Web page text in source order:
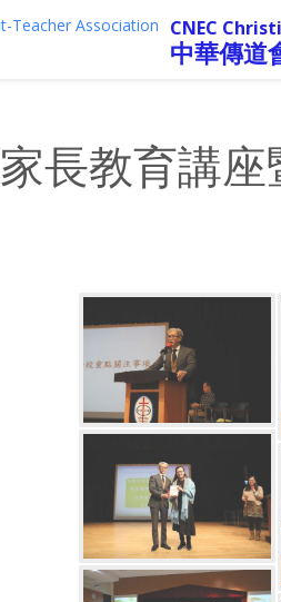
CNEC
中華傳道
家長教育講